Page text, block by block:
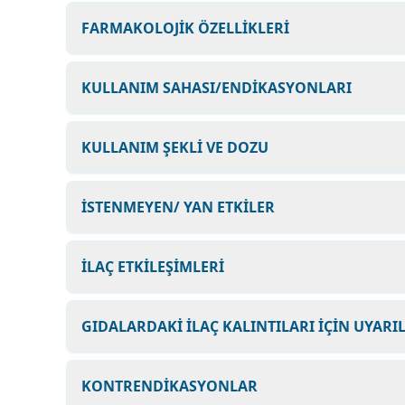
FARMAKOLOJİK ÖZELLİKLERİ
KULLANIM SAHASI/ENDİKASYONLARI
KULLANIM ŞEKLİ VE DOZU
İSTENMEYEN/ YAN ETKİLER
İLAÇ ETKİLEŞİMLERİ
GIDALARDAKİ İLAÇ KALINTILARI İÇİN
KONTRENDİKASYONLAR